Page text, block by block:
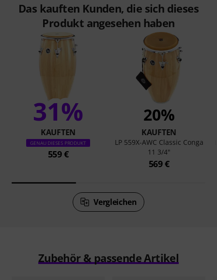
Das kauften Kunden, die sich dieses
Produkt angesehen haben
31%
KAUFTEN
GENAU DIESES PRODUKT
559 €
20%
KAUFTEN
LP 559X-AWC Classic Conga
11 3/4"
569 €
Vergleichen
Zubehör & passende Artikel